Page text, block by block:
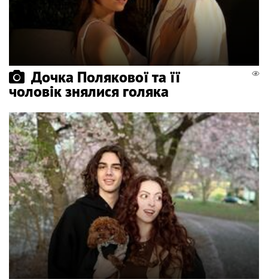
Дочка Полякової та її
чоловік знялися голяка